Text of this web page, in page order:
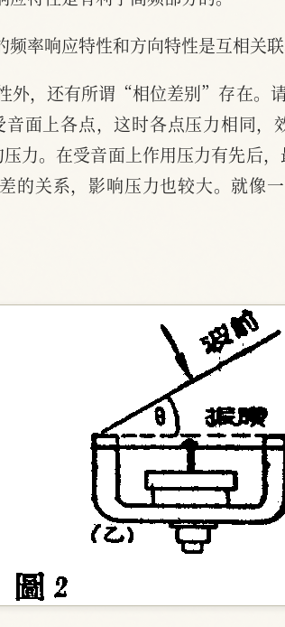
率响应特性和方向特性是互相关联
外，还有所谓“相位差别”存在。
面上各点，这时各点压力相同，
力。在受音面上作用压力有先后
的关系，影响压力也较大。就像